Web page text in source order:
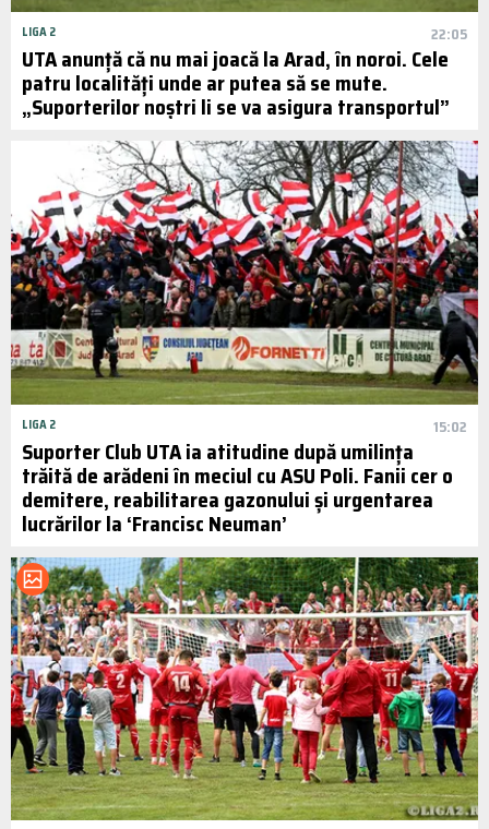
LIGA 2 22:05
UTA anunță că nu mai joacă la Arad, în noroi. Cele
patru localități unde ar putea să se mute.
„Suporterilor noștri li se va asigura transportul”
LIGA 2 15:02
Suporter Club UTA ia atitudine după umilința
trăită de arădeni în meciul cu ASU Poli. Fanii cer o
demitere, reabilitarea gazonului și urgentarea
lucrărilor la ‘Francisc Neuman’